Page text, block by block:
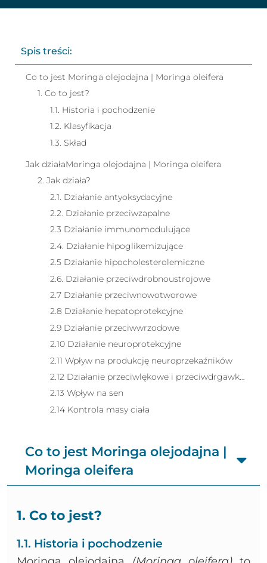
Spis treści:
Co to jest Moringa olejodajna | Moringa oleifera
1. Co to jest?
1.1. Historia i pochodzenie
1.2. Klasyfikacja
1.3. Skład
Jak działaMoringa olejodajna | Moringa oleifera
2. Jak działa?
2.1. Działanie antyoksydacyjne
2.2. Działanie przeciwzapalne
2.3 Działanie immunomodulujące
2.4. Działanie hipoglikemizujące
2.5 Działanie hipocholesterolemiczne
2.6. Działanie przeciwdrobnoustrojowe
2.7 Działanie przeciwnowotworowe
2.8 Działanie hepatoprotekcyjne
2.9 Działanie przeciwwrzodowe
2.10 Działanie neuroprotekcyjne
2.11 Wpływ na produkcję neuroprzekaźników
2.12 Działanie przeciwlękowe i przeciwdrgawkowe
2.13 Wpływ na sen
2.14 Kontrola masy ciała
Bibliografia
Co to jest Moringa olejodajna |
Moringa oleifera
1. Co to jest?
1.1. Historia i pochodzenie